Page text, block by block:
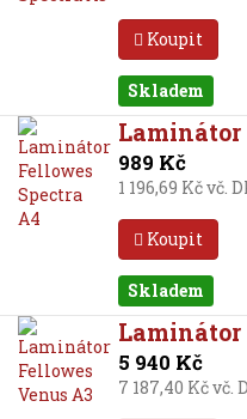
Koupit
Skladem
Laminátor
989 Kč
1 196,69 Kč vč.
Koupit
Skladem
Laminátor
5 940 Kč
7 187,40 Kč vč.